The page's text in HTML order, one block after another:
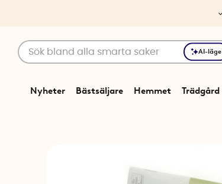
AI-läge
Nyheter Bästsäljare Hemmet Trädgård